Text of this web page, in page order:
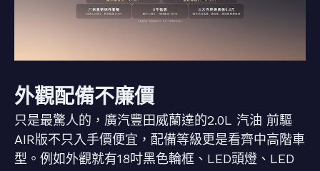
外觀配備不廉價
只是最驚人的，廣汽豐田威蘭達的2.0L 汽油 前驅
AIR版不只入手價便宜，配備等級更是看齊中高階車
型。例如外觀就有18吋黑色輪框、LED頭燈、LED